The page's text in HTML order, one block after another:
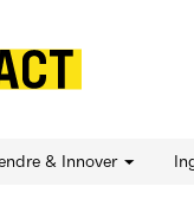
de
& Innover